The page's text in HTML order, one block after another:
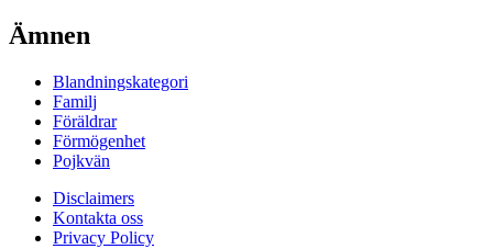
Ämnen
Blandningskategori
Familj
Föräldrar
Förmögenhet
Pojkvän
Disclaimers
Kontakta oss
Privacy Policy